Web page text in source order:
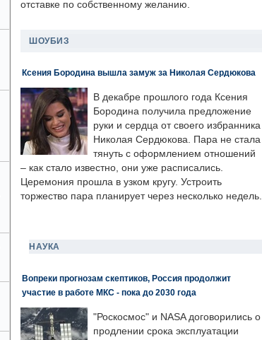
отставке по собственному желанию.
ШОУБИЗ
Ксения Бородина вышла замуж за Николая Сердюкова
В декабре прошлого года Ксения
Бородина получила предложение
руки и сердца от своего избранника
Николая Сердюкова. Пара не стала
тянуть с оформлением отношений
– как стало известно, они уже расписались.
Церемония прошла в узком кругу. Устроить
торжество пара планирует через несколько недель.
НАУКА
Вопреки прогнозам скептиков, Россия продолжит
участие в работе МКС - пока до 2030 года
"Роскосмос" и NASA договорились о
продлении срока эксплуатации